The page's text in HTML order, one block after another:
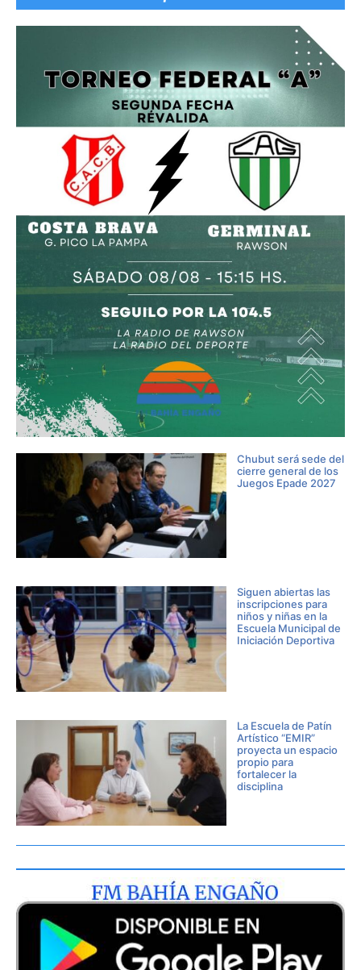
Chubut será sede del
cierre general de los
Juegos Epade 2027
Siguen abiertas las
inscripciones para
niños y niñas en la
Escuela Municipal de
Iniciación Deportiva
La Escuela de Patín
Artístico “EMIR”
proyecta un espacio
propio para
fortalecer la
disciplina